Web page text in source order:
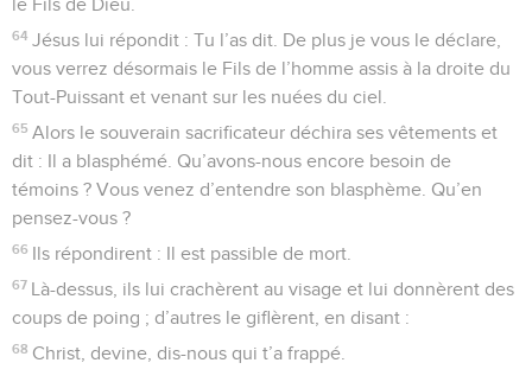
le Fils de Dieu.
64 Jésus lui répondit : Tu l’as dit. De plus je vous le déclare,
vous verrez désormais le Fils de l’homme assis à la droite du
Tout-Puissant et venant sur les nuées du ciel.
65 Alors le souverain sacrificateur déchira ses vêtements et
dit : Il a blasphémé. Qu’avons-nous encore besoin de
témoins ? Vous venez d’entendre son blasphème. Qu’en
pensez-vous ?
66 Ils répondirent : Il est passible de mort.
67 Là-dessus, ils lui crachèrent au visage et lui donnèrent des
coups de poing ; d’autres le giflèrent, en disant :
68 Christ, devine, dis-nous qui t’a frappé.